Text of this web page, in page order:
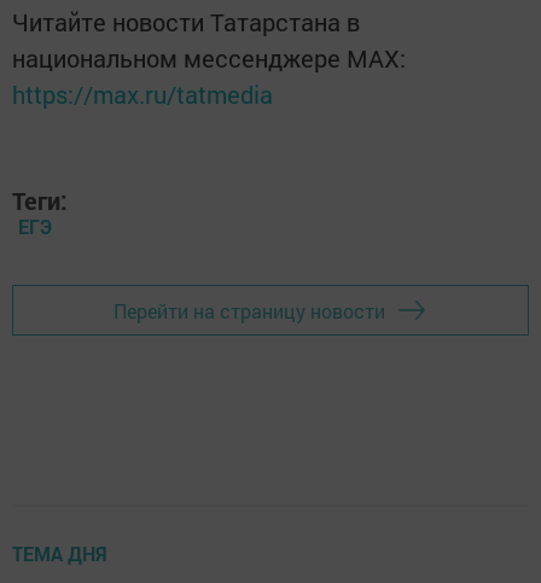
Читайте новости Татарстана в
национальном мессенджере MАХ:
https://max.ru/tatmedia
Теги:
ЕГЭ
Перейти на страницу новости
ТЕМА ДНЯ